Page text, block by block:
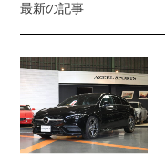
最新の記事